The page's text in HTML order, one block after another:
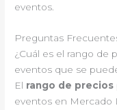
eventos.
Preguntas
¿Cuál es el rango de
eventos que se
El rango de precios
eventos en Mercado